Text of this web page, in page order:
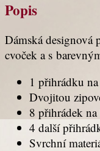
Popis
Dámská designová
cvoček a s
1 přihrádku
Dvojitou
8 přihrádek
4 další
Svrchní